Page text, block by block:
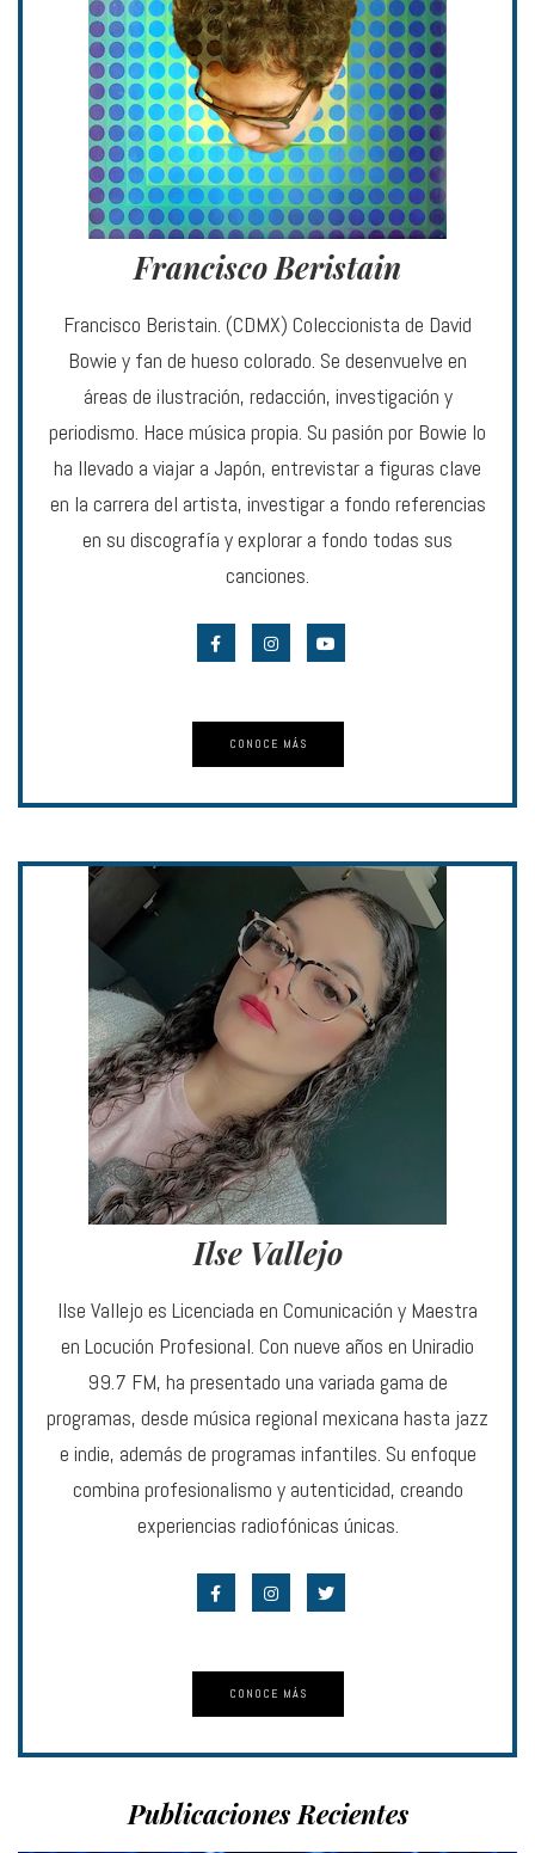
Francisco Beristain
Francisco Beristain. (CDMX) Coleccionista de David
Bowie y fan de hueso colorado. Se desenvuelve en
áreas de ilustración, redacción, investigación y
periodismo. Hace música propia. Su pasión por Bowie lo
ha llevado a viajar a Japón, entrevistar a figuras clave
en la carrera del artista, investigar a fondo referencias
en su discografía y explorar a fondo todas sus
canciones.
CONOCE MÁS
Ilse Vallejo
Ilse Vallejo es Licenciada en Comunicación y Maestra
en Locución Profesional. Con nueve años en Uniradio
99.7 FM, ha presentado una variada gama de
programas, desde música regional mexicana hasta jazz
e indie, además de programas infantiles. Su enfoque
combina profesionalismo y autenticidad, creando
experiencias radiofónicas únicas.
CONOCE MÁS
Publicaciones Recientes